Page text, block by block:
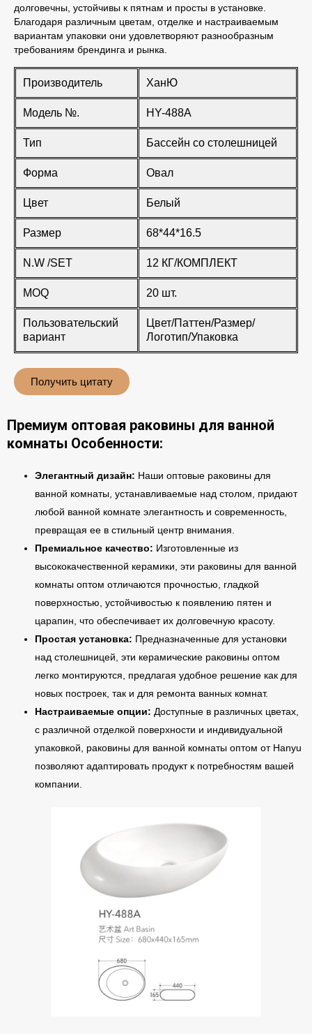
долговечны, устойчивы к пятнам и просты в установке.
Благодаря различным цветам, отделке и настраиваемым
вариантам упаковки они удовлетворяют разнообразным
требованиям брендинга и рынка.
Производитель ХанЮ
Модель №. HY-488A
Тип Бассейн со столешницей
Форма Овал
Цвет Белый
Размер 68*44*16.5
N.W /SET 12 КГ/КОМПЛЕКТ
MOQ 20 шт.
Пользовательский
вариант
Цвет/Паттен/Размер/
Логотип/Упаковка
Получить цитату
Премиум оптовая раковины для ванной
комнаты Особенности:
Элегантный дизайн: Наши оптовые раковины для
ванной комнаты, устанавливаемые над столом, придают
любой ванной комнате элегантность и современность,
превращая ее в стильный центр внимания.
Премиальное качество: Изготовленные из
высококачественной керамики, эти раковины для ванной
комнаты оптом отличаются прочностью, гладкой
поверхностью, устойчивостью к появлению пятен и
царапин, что обеспечивает их долговечную красоту.
Простая установка: Предназначенные для установки
над столешницей, эти керамические раковины оптом
легко монтируются, предлагая удобное решение как для
новых построек, так и для ремонта ванных комнат.
Настраиваемые опции: Доступные в различных цветах,
с различной отделкой поверхности и индивидуальной
упаковкой, раковины для ванной комнаты оптом от Hanyu
позволяют адаптировать продукт к потребностям вашей
компании.